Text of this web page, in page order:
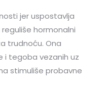
jer uspostavlja
hormonalni
trudnoću. Ona
i tegoba vezanih uz
stimuliše probavne